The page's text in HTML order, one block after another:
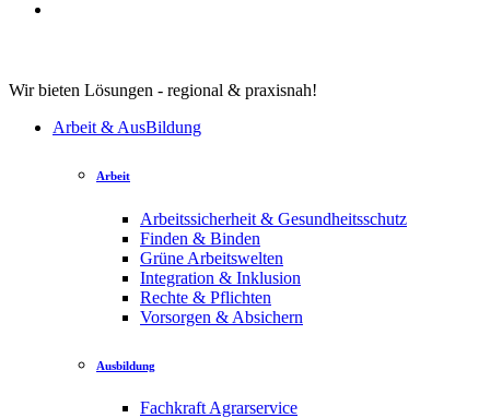
Wir bieten Lösungen - regional & praxisnah!
Arbeit & AusBildung
Arbeit
Arbeitssicherheit & Gesundheitsschutz
Finden & Binden
Grüne Arbeitswelten
Integration & Inklusion
Rechte & Pflichten
Vorsorgen & Absichern
Ausbildung
Fachkraft Agrarservice